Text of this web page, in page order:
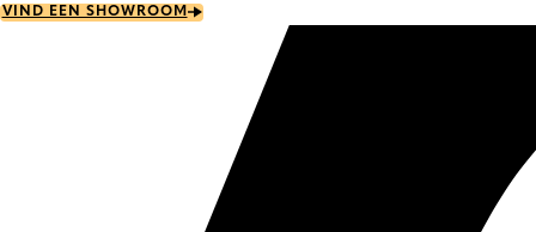
Skip
VIND EEN SHOWROOM